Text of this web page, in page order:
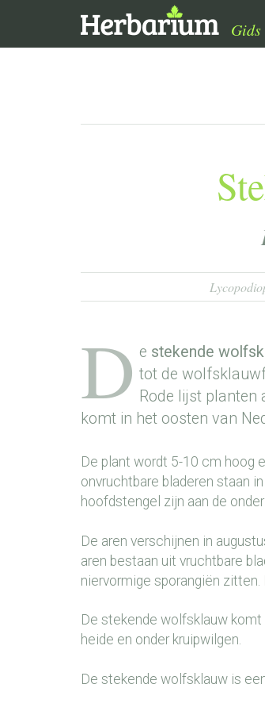
D e stekende
tot de
Rode lijst
komt in het oosten van
De plant wordt 5-10 cm hoog
onvruchtbare bladeren staan
hoofdstengel zijn aan de
De aren verschijnen in
aren bestaan uit vruchtbare
niervormige sporangiën
De stekende wolfsklauw komt
heide en onder kruipwilgen.
De stekende wolfsklauw is